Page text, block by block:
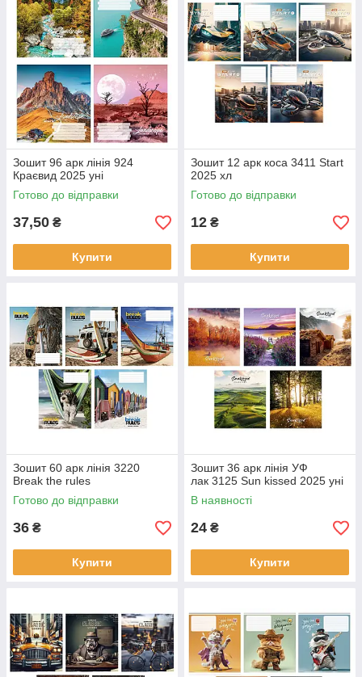
Зошит 96 арк лінія 924
Краєвид 2025 уні
Готово до відправки
37,50 ₴
Купити
Зошит 12 арк коса 3411 Start
2025 хл
Готово до відправки
12 ₴
Купити
Зошит 60 арк лінія 3220
Break the rules
Готово до відправки
36 ₴
Купити
Зошит 36 арк лінія УФ
лак 3125 Sun kissed 2025 уні
В наявності
24 ₴
Купити